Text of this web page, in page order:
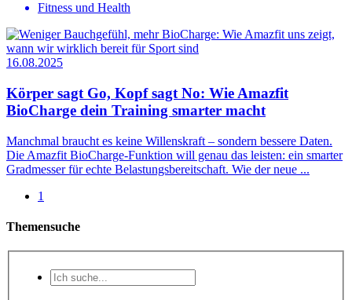
Fitness und Health
16.08.2025
Körper sagt Go, Kopf sagt No: Wie Amazfit
BioCharge dein Training smarter macht
Manchmal braucht es keine Willenskraft – sondern bessere Daten.
Die Amazfit BioCharge-Funktion will genau das leisten: ein smarter
Gradmesser für echte Belastungsbereitschaft. Wie der neue ...
1
Themensuche